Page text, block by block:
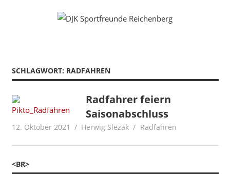
DJK
Radfahren
Rollkunstlauf
SCHLAGWORT: RADFAHREN
Radfahrer feiern
Saisonabschluss
12. Oktober 2021 Herwig Slezak Radfahren
<BR>